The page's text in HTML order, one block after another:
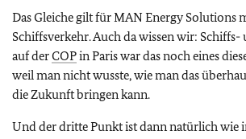
Das Gleiche gilt für MAN Energy Solutions
Schiffsverkehr. Auch da wissen wir:
auf derCOPin Paris war das noch eines
weil man nicht wusste, wie man das
die Zukunft bringen kann.
Und der dritte Punkt ist dann natürlich wie